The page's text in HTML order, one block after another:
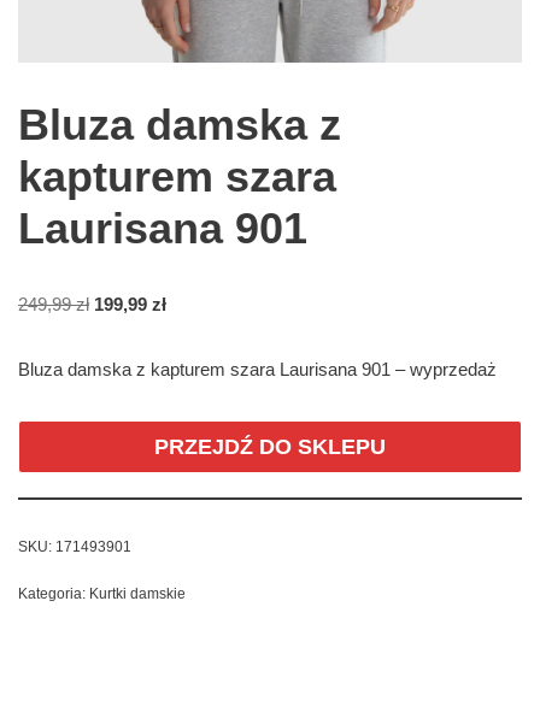
Bluza damska z
kapturem szara
Laurisana 901
249,99zł 199,99 zł
Bluza damska z kapturem szara Laurisana 901 – wyprzedaż
PRZEJDŹ DO SKLEPU
SKU: 171493901
Kategoria: Kurtki damskie